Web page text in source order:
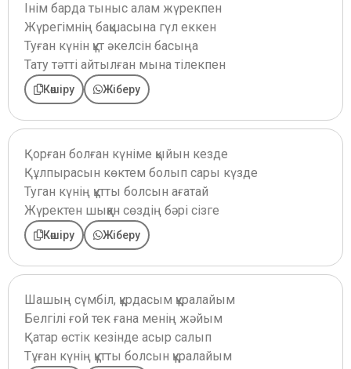
Інім барда тыныс алам жүрекпен
Жүрегімнің бақшасына гүл еккен
Туған күнін құт әкелсін басыңа
Тату тәтті айтылған мына тілекпен
Көшіру Жіберу
Қорған болған күніме қыйын кезде
Құлпырасын көктем болып сары күзде
Туган күнің құтты болсын ағатай
Жүректен шыққан сөздің бәрі сізге
Көшіру Жіберу
Шашың сүмбіл, құрдасым құралайым
Белгілі ғой тек ғана менің жәйым
Қатар өстік кезінде асыр салып
Тұған күнің құтты болсын құралайым